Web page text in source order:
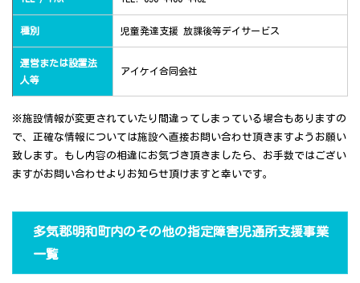
種別 児童発達支援 放課後等デイサービス
運営または設置法
人等
アイケイ合同会社
※施設情報が変更されていたり間違ってしまっている場合もありますの
で、正確な情報については施設へ直接お問い合わせ頂きますようお願い
致します。もし内容の相違にお気づき頂きましたら、お手数ではござい
ますがお問い合わせよりお知らせ頂けますと幸いです。
多気郡明和町内のその他の指定障害児通所支援事業
一覧